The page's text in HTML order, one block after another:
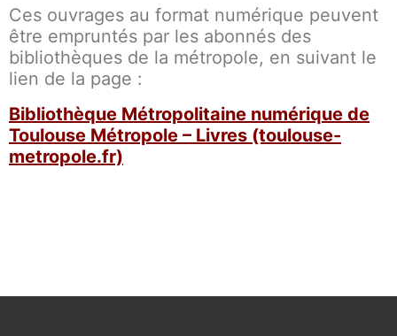
Ces ouvrages au format numérique peuvent
être empruntés par les abonnés des
bibliothèques de la métropole, en suivant le
lien de la page :
Bibliothèque Métropolitaine numérique de
Toulouse Métropole – Livres (toulouse-
metropole.fr)